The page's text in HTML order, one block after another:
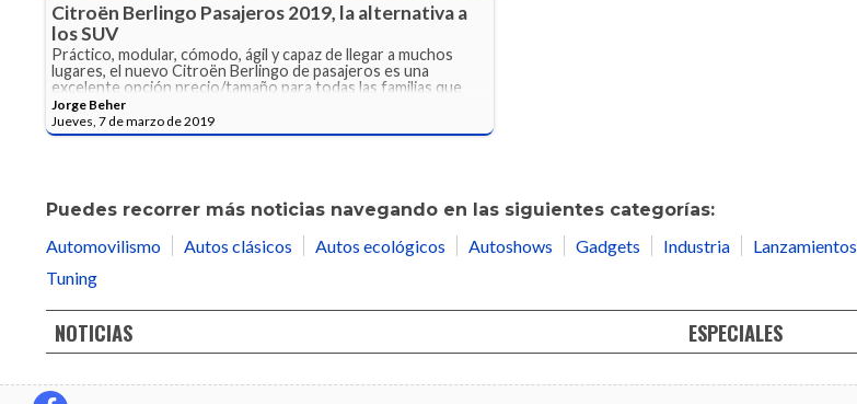
Citroën Berlingo Pasajeros 2019, la alternativa a
los SUV
Práctico, modular, cómodo, ágil y capaz de llegar a muchos
lugares, el nuevo Citroën Berlingo de pasajeros es una
excelente opción precio/tamaño para todas las familias que
buscan un vehículo recreativo y familiar, pero que no conciben
tener que subirse a un SUV aspiracional y sobrevalorado.
Jorge Beher
Jueves, 7 de marzo de 2019
Puedes recorrer más noticias navegando en las siguientes categorías:
Automovilismo
Autos clásicos Autos ecológicos Autoshows Gadgets Industria Lanzamientos
Tuning
NOTICIAS ESPECIALES